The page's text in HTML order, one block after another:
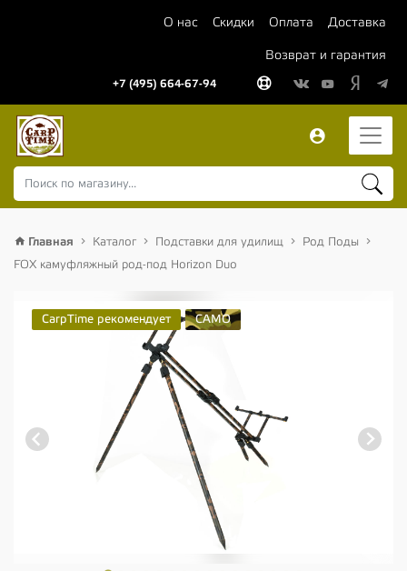
О нас Скидки Оплата Доставка
Возврат и гарантия
+7 (495) 664-67-94
Главная Каталог Подставки для удилищ
Род Поды
FOX камуфляжный род-под Horizon Duo
CarpTime рекомендует CAMO